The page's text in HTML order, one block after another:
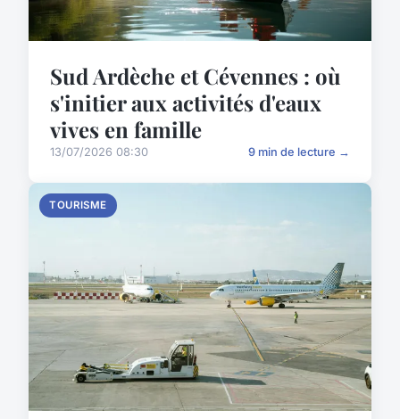
Sud Ardèche et Cévennes : où
s'initier aux activités d'eaux
vives en famille
13/07/2026 08:30 9 min de lecture →
TOURISME